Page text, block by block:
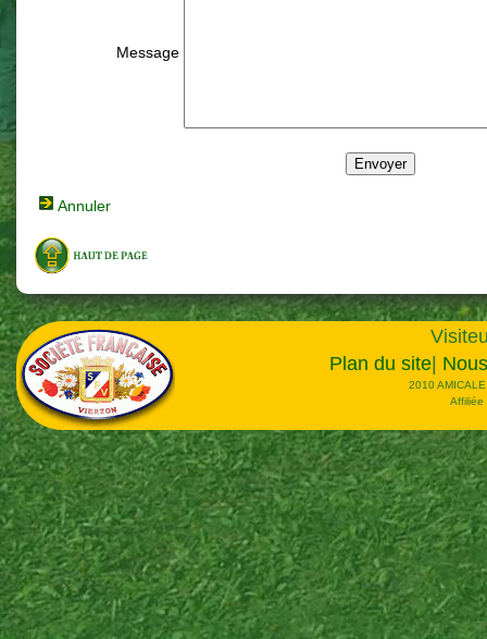
Message
Annuler
Plan du site|
2010
Affiliée